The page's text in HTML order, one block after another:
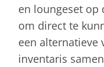
en loungeset op
om direct te
een alternatieve
inventaris